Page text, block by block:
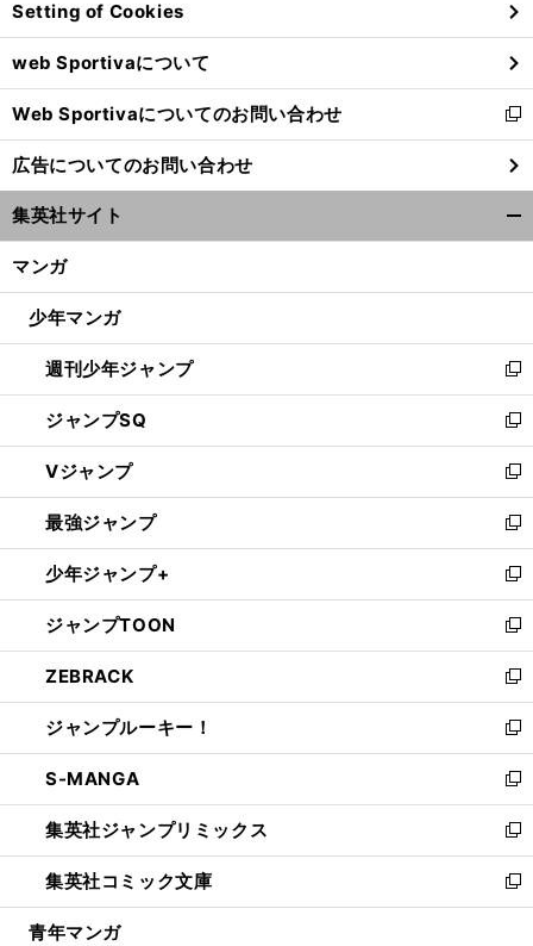
ド
ウ
で
開
く
Setting of Cookies
web Sportivaについて
Web Sportivaについてのお問い合わせ
新
し
い
ウ
ィ
ン
ウ
開
く
広告についてのお問い合わせ
集英社サイト
マンガ
少年マンガ
週刊少年ジャンプ
新
し
い
ウ
ィ
ン
ド
ウ
で
開
く
ジャンプSQ
新
し
い
ウ
ィ
ン
ド
ウ
で
開
く
Vジャンプ
新
し
い
ウ
ィ
ン
ド
ウ
で
開
く
最強ジャンプ
新
し
い
ウ
ィ
ン
ド
ウ
で
開
く
少年ジャンプ+
新
し
い
ウ
ィ
ン
ド
ウ
で
開
く
ジャンプTOON
新
し
い
ウ
ィ
ン
ド
ウ
で
開
く
ZEBRACK
新
し
い
ウ
ィ
ン
ド
ウ
で
開
ジャンプルーキー！
新
し
い
ウ
ィ
ン
ド
ウ
S-MANGA
新
し
い
ウ
ィ
ン
集英社ジャンプリミックス
新
し
い
ウ
集英社コミック文庫
新
し
青年マンガ